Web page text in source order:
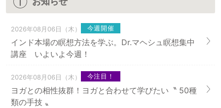
2026年08月06日（木） 今週開催
インド本場の瞑想方法を学ぶ。Dr.マヘシュ瞑想集中
講座 いよいよ今週！
2026年08月06日（木） 今注目！
ヨガとの相性抜群！ヨガと合わせて学びたい〝 50種
類の手技 〟